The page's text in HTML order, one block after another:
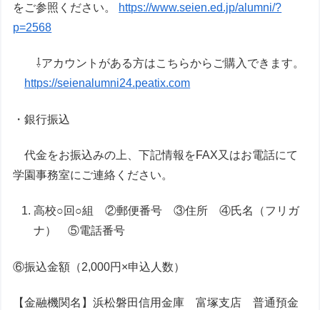
をご参照ください。
https://www.seien.ed.jp/alumni/?
p=2568
⇩アカウントがある方はこちらからご購入できます。
https://seienalumni24.peatix.com
・銀行振込
代金をお振込みの上、下記情報をFAX又はお電話にて
学園事務室にご連絡ください。
高校○回○組 ②郵便番号 ③住所 ④氏名（フリガ
ナ） ⑤電話番号
⑥振込金額（2,000円×申込人数）
【金融機関名】浜松磐田信用金庫 富塚支店 普通預金